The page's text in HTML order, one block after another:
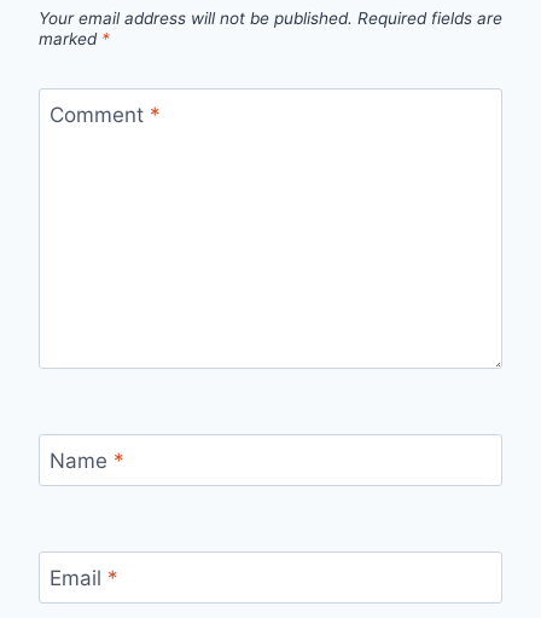
Your email address will not be published. Required fields are
marked *
Comment *
Name *
Email *